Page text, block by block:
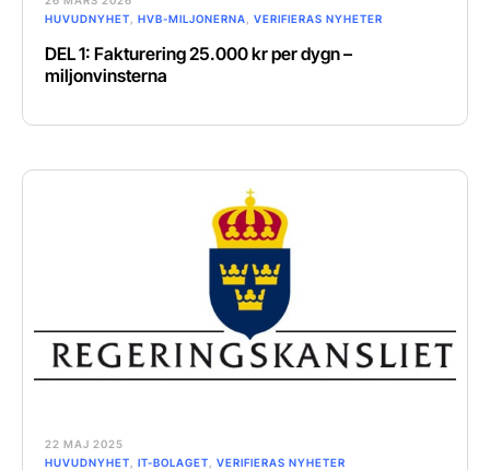
HUVUDNYHET
HVB-MILJONERNA VERIFIERAS NYHETER
DEL 1: Fakturering 25.000 kr per dygn –
miljonvinsterna
22 MAJ 2025
HUVUDNYHET
IT-BOLAGET VERIFIERAS NYHETER